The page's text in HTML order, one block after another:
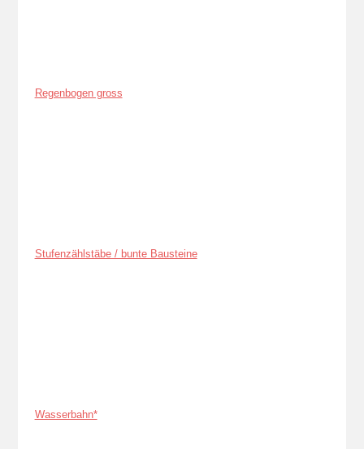
Regenbogen gross
Stufenzählstäbe / bunte Bausteine
Wasserbahn*